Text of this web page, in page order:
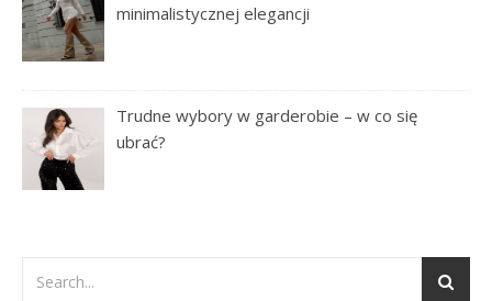
minimalistycznej elegancji
Trudne wybory w garderobie – w co się
ubrać?